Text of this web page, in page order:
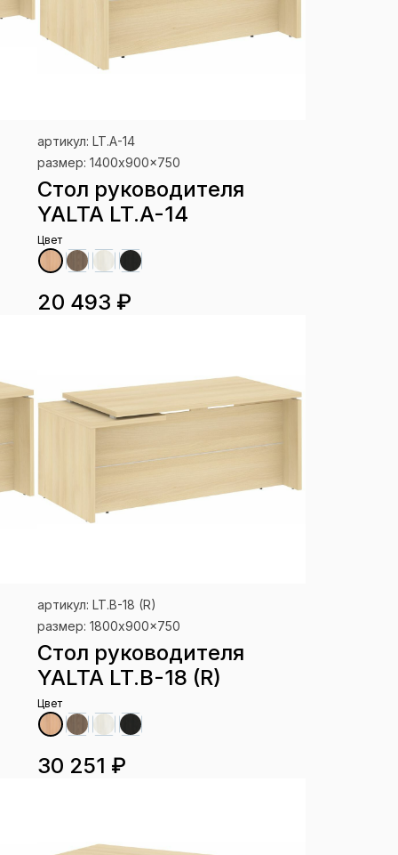
артикул: LT.A-14
размер: 1400x900x750
Стол руководителя
YALTA LT.A-14
Цвет
20 493 ₽
артикул: LT.B-18 (R)
размер: 1800x900x750
Стол руководителя
YALTA LT.B-18 (R)
Цвет
30 251 ₽